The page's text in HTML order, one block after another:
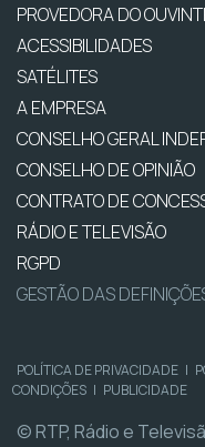
PROVEDORA DO
ACESSIBILIDADES
SATÉLITES
A EMPRESA
CONSELHO GERAL
CONSELHO DE OPINIÃO
CONTRATO DE
RÁDIO E TELEVISÃO
RGPD
GESTÃO DAS
POLÍTICA DE PRIVACIDADE |
CONDIÇÕES | PUBLICIDADE
© RTP, Rádio e